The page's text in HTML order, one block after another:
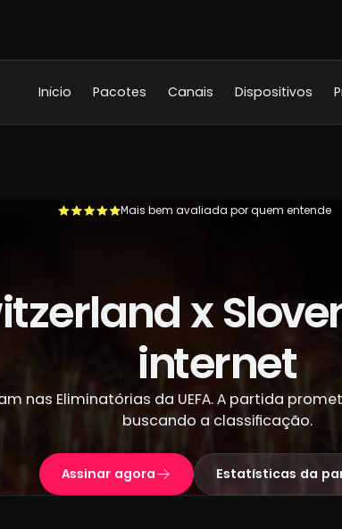
Início Pacotes Canais Dispositivos
Mais bem avaliada por quem entende
x
internet
nas Eliminatórias da UEFA. A partida
buscando a classificação.
Assinar agora Estatísticas da